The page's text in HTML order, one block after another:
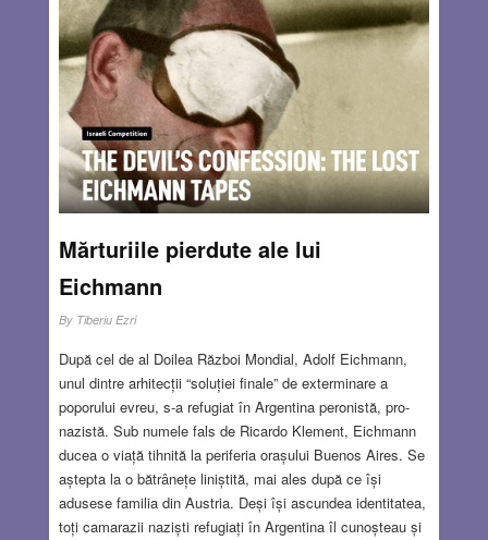
Potrivit lui Hipocrate: Acolo unde arta medicinei este iubită
există şi dragoste pentru umanitate. Pe vremea lui
medicina era considerată o artă (pentru unii, acesta a
rămas până astăzi idealul medicinei). Și mai importantă
este continuarea mottoului, care leagă dragostea pentru
meseria de medic de dragostea de oameni –
pacienți.
Read more…
JUN 30, 2022 20 COMMENTS
Mărturiile pierdute ale lui
Eichmann
By Tiberiu Ezri
După cel de al Doilea Război Mondial, Adolf Eichmann,
unul dintre arhitecții “soluției finale” de exterminare a
poporului evreu, s-a refugiat în Argentina peronistă, pro-
nazistă. Sub numele fals de Ricardo Klement, Eichmann
ducea o viață tihnită la periferia orașului Buenos Aires. Se
aștepta la o bătrânețe liniștită, mai ales după ce își
adusese familia din Austria. Deși își ascundea identitatea,
toți camarazii naziști refugiați în Argentina îl cunoșteau și